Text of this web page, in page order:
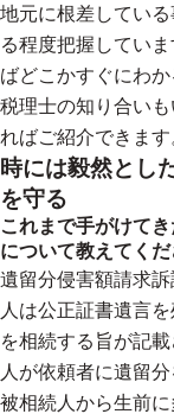
地元に根差してい
る程度把握してい
ばどこかすぐにわ
税理士の知り合い
ればご紹介できます
時には毅然とし
を守る
これまで手がけて
について教えてくだ
遺留分侵害額請求
人は公正証書遺言
を相続する旨が記
人が依頼者に遺留
被相続人から生前